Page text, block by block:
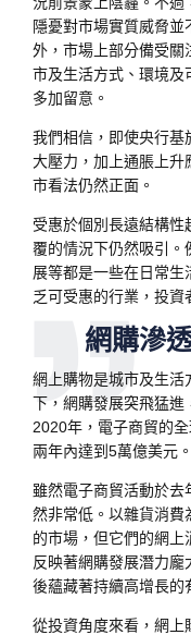
隱憂對市場實質威脅並
外，市場上部分備受關
市及生活方式、環境及
多加留意。
我們相信，即使央行基
大壓力，加上通脹上升
市看法仍然正面。
受惠於個別長遠結構性
覆的情況下仍然吸引。
展等都是一些在日常
乏可受惠的行業，投資
網購滲
網上購物是城市及生活
下，網購發展突飛猛進
2020年，電子商貿的
兩年內達到5萬億美元。
雖然電子商貿活動於去
然非常低。以雜貨消費
的市場，但它們的網上
反映著網購發展潛力
後蘊藏著持續高增長的
從投資角度來看，網上